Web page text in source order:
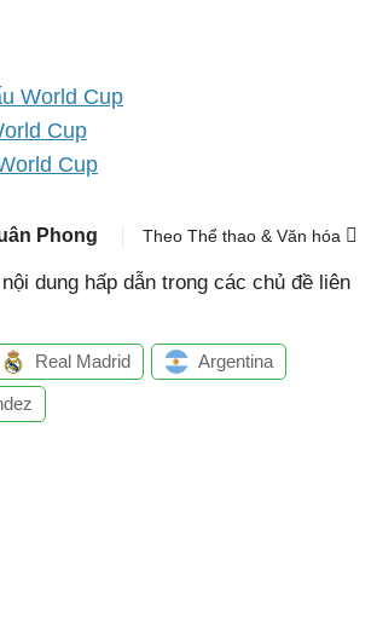
World Cup
Cup
Cup
Phong Theo Thể thao & Văn hóa
dung hấp dẫn trong các chủ đề liên
Real Madrid Argentina